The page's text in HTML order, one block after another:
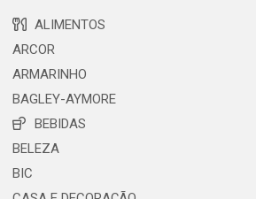
ALIMENTOS
ARCOR
ARMARINHO
BAGLEY-AYMORE
BEBIDAS
BELEZA
BIC